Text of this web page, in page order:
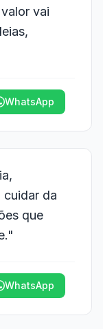
vai
WhatsApp
da
que
WhatsApp